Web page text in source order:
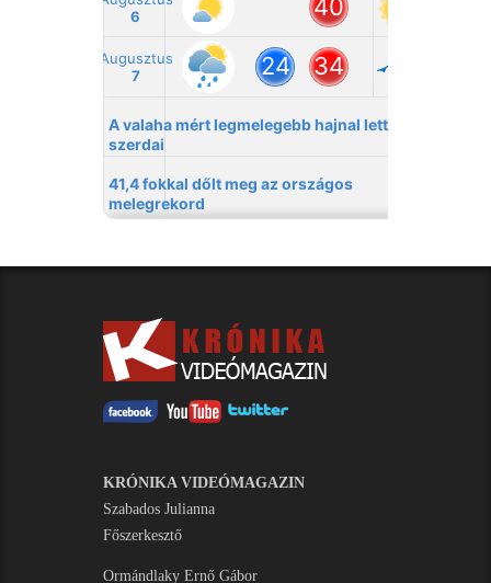
KRÓNIKA VIDEÓMAGAZIN
Szabados Julianna
Főszerkesztő
Ormándlaky Ernő Gábor